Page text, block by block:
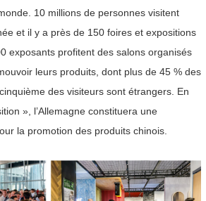
10 millions de personnes visitent
et il y a près de 150 foires et expositions
exposants profitent des salons organisés
leurs produits, dont plus de 45 % des
des visiteurs sont étrangers. En
», l’Allemagne constituera une
la promotion des produits chinois.